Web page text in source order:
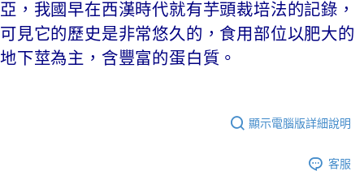
亞，我國早在西漢時代就有芋頭裁培法的記錄，
可見它的歷史是非常悠久的，食用部位以肥大的
地下莖為主，含豐富的蛋白質。
顯示電腦版詳細說明
客服